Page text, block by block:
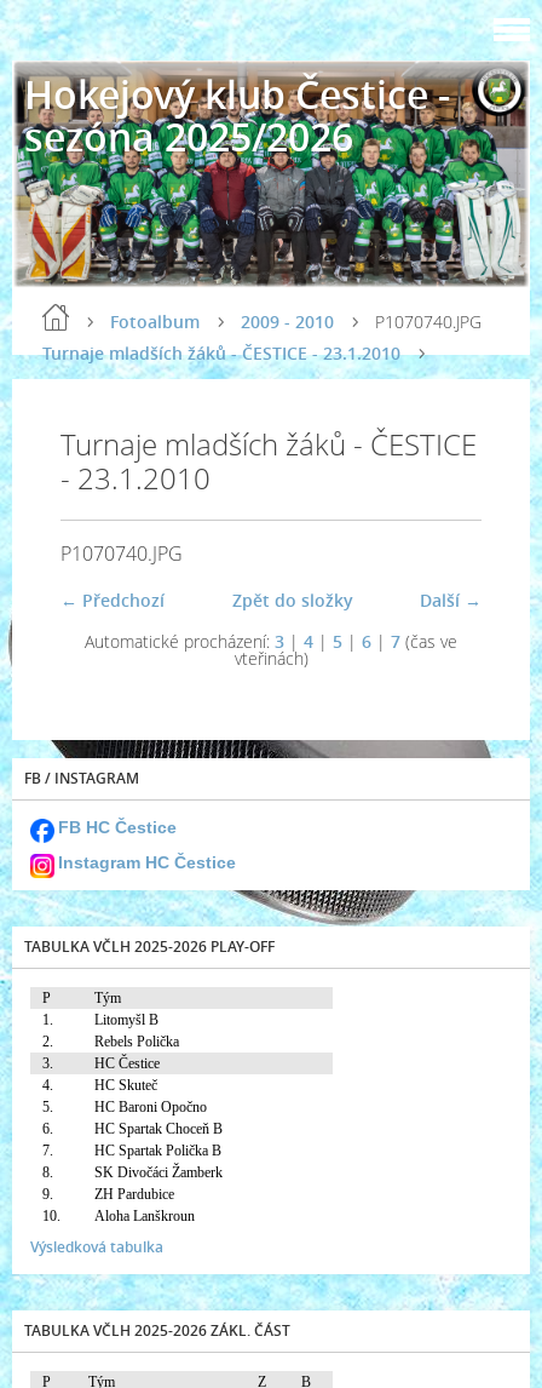
Hokejový klub Čestice -
sezóna 2025/2026
Fotoalbum
2009 - 2010
Turnaje mladších žáků - ČESTICE - 23.1.2010
P1070740.JPG
Turnaje mladších žáků - ČESTICE
- 23.1.2010
P1070740.JPG
← Předchozí Další →
Zpět do složky
Automatické procházení: 3 | 4 | 5 | 6 | 7 (čas ve
vteřinách)
FB / INSTAGRAM
FB HC Čestice
Instagram HC Čestice
TABULKA VČLH 2025-2026 PLAY-OFF
P
Tým
1.
Litomyšl B
2.
Rebels Polička
3.
HC Čestice
4.
HC Skuteč
5.
HC Baroni Opočno
6.
HC Spartak Choceň B
7.
HC Spartak Polička B
8.
SK Divočáci Žamberk
9.
ZH Pardubice
10.
Aloha Lanškroun
Výsledková tabulka
TABULKA VČLH 2025-2026 ZÁKL. ČÁST
P Tým Z
B